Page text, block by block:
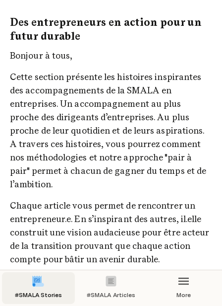
Des entrepreneurs en action pour un
futur durable
Bonjour à tous,
Cette section présente les histoires inspirantes
des accompagnements de la SMALA en
entreprises. Un accompagnement au plus
proche des dirigeants d’entreprises. Au plus
proche de leur quotidien et de leurs aspirations.
A travers ces histoires, vous pourrez comment
nos méthodologies et notre approche "pair à
pair" permet à chacun de gagner du temps et de
l’ambition.
Chaque article vous permet de rencontrer un
entrepreneur.e. En s’inspirant des autres, il.elle
construit une vision audacieuse pour être acteur
de la transition prouvant que chaque action
compte pour bâtir un avenir durable.
Chaque rencontre montre comment des
démarches concrètes et ambitieuses peuvent
#SMALA Stories #SMALA Articles More